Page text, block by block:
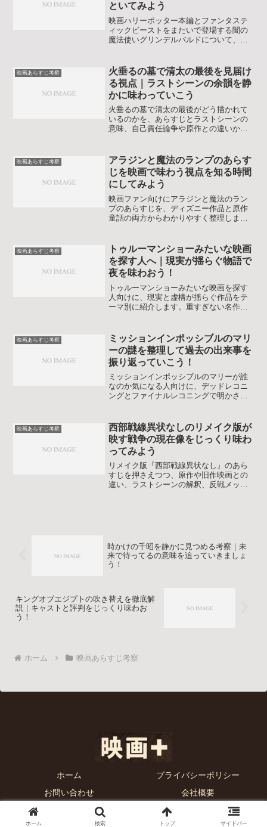
といてみよう
映画ハリーポッター本編とファンタステ
ィックビーストをまたいで登場する闇の
魔法使いグリンデルバルドについて、時
やすく整理します。俳優交代の背景や見
る順番も押さえられます。映画ファンに
も納得できる内容です。
映画あらすじ考察
火垂るの墓で清太の最後を見届け
る視点｜ラストシーンの余韻を静
かに味わっていこう
火垂るの墓で清太の最後がどう描かれて
いるのかを、あらすじとラストシーンの
意味、自己責任論争や原作との違いから
まで丁寧にひもとき、読み終えるころに
は清太の選択と戦争の現実を落ち着いて
受け止められるはずです。
映画あらすじ考察
アラジンと魔法のランプのあらす
じを映画で味わう視点を知る時間
にしてみよう
映画ファン向けにアラジンと魔法のラン
プのあらすじを、ディズニー作品と原作
童話の両方からわかりやすく整理しま
味わえる内容です。初めて観る人も久し
ぶりに見返す人も読み終えたあとにもう
一度物語を楽しみたくなる構成です。
映画あらすじ考察
トゥルーマンショーみたいな映画
を探す人へ｜現実が揺らぐ物語で
夜を味わおう！
トゥルーマンショーみたいな映画を探す
人向けに、現実と虚構が揺らぐ作品をテ
ーマ別に紹介します。重すぎない名作や
かりやすく解説します。ネタバレを抑え
たあらすじと見どころも整理します。
映画あらすじ考察
ミッションインポッシブルのマリ
ーの謎を整理して過去の出来事を
振り返っていこう！
ミッションインポッシブルのマリーが誰
なのか気になる人向けに、デッドレコニ
ングとファイナルレコニングで明かされ
と考察をまとめます。ネタバレに配慮し
つつ感情面もていねいに読み解きます。
映画あらすじ考察
西部戦線異状なしのリメイク版が
映す戦争の現在像をじっくり味わ
ってみよう
リメイク版『西部戦線異状なし』のあら
すじを押さえつつ、原作や旧作映画との
違い、ラストシーンの解釈、反戦メッセ
時かけの千昭を静かに見つめる考察｜未
来で待ってるの意味を追っていきましょ
う！
キングオブエジプトの吹き替えを徹底解
説｜キャストと評判をじっくり味わお
う！
ホーム 映画あらすじ考察
ホーム
プライバシーポリシー
お問い合わせ
会社概要
© 2025 映画プラス.
ホーム 検索 トップ サイドバー